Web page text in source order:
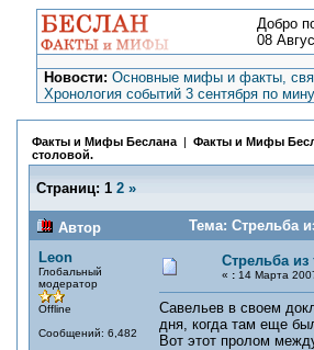
Добро
08
Новости: Основные мифы и факты,
Хронология событий 3 сентября по
Факты и Мифы Беслана | Факты и Мифы
столовой.
Страниц: 1 2 »
Автор
Тема: Стрельба
Leon
Глобальный
модератор
Offline
Сообщений: 6,482
Стрельба из
« : 14 Марта
Савельев в своем
дня, когда там еще
Вот этот пролом